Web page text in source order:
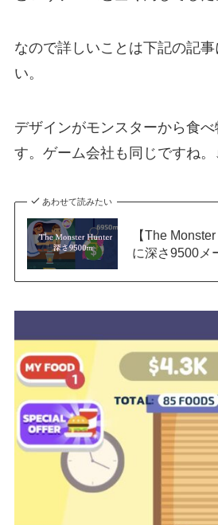
なので詳しいことは下記の記
い。
デザインがモンスターから食
す。ゲーム会社も同じですね。
あわせて読みたい
【The
に深さ9500メ